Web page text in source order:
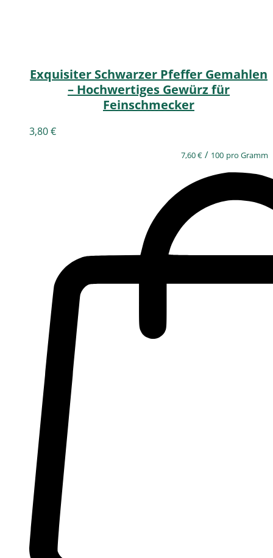
Exquisiter Schwarzer Pfeffer Gemahlen
– Hochwertiges Gewürz für
Feinschmecker
3,80€
7,60€ / 100 pro Gramm